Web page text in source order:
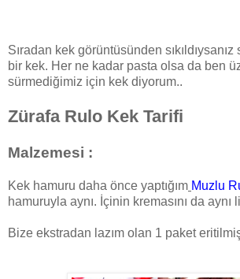
Sıradan kek görüntüsünden
bir kek. Her ne kadar pasta olsa da ben
sürmediğimiz için kek diyorum..
Zürafa Rulo Kek Tarifi
Malzemesi :
Kek hamuru daha önce yaptığım Muzlu
hamuruyla aynı. İçinin kremasını da
Bize ekstradan lazım olan 1 paket